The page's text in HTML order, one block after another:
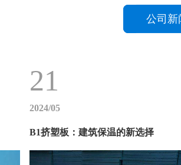
公司新
21
2024/05
B1挤塑板：建筑保温的新选择